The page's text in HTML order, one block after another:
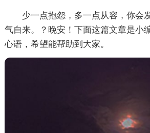
少一点抱怨，多一点从容，你会
气自来。？晚安！下面这篇文章是小
心语，希望能帮助到大家。